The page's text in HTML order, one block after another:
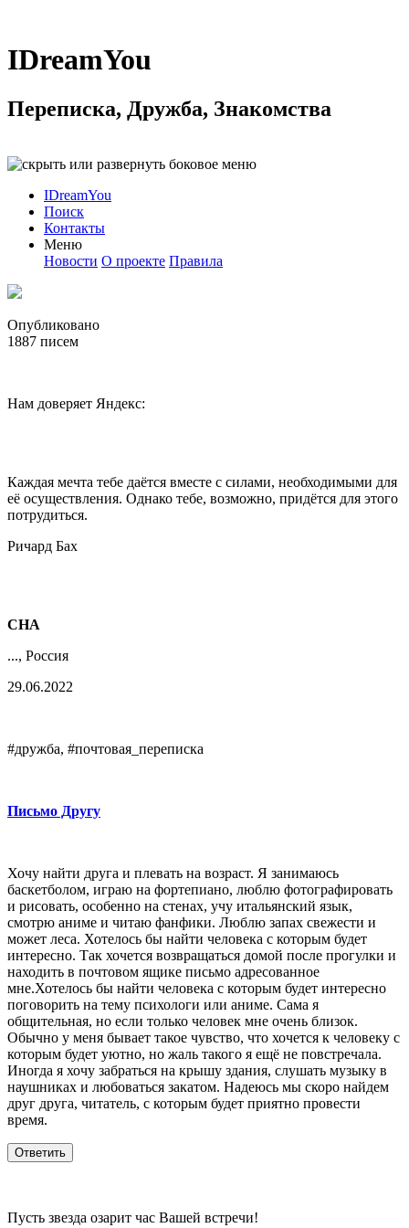
IDreamYou
Переписка, Дружба, Знакомства
IDreamYou
Поиск
Контакты
Меню
Новости О проекте Правила
Опубликовано
1887 писем
Нам доверяет Яндекс:
Каждая мечта тебе даётся вместе с силами, необходимыми для
её осуществления. Однако тебе, возможно, придётся для этого
потрудиться.
Ричард Бах
СНА
..., Россия
29.06.2022
#дружба, #почтовая_переписка
Письмо Другу
Хочу найти друга и плевать на возраст. Я занимаюсь
баскетболом, играю на фортепиано, люблю фотографировать
и рисовать, особенно на стенах, учу итальянский язык,
смотрю аниме и читаю фанфики. Люблю запах свежести и
может леса. Хотелось бы найти человека с которым будет
интересно. Так хочется возвращаться домой после прогулки и
находить в почтовом ящике письмо адресованное
мне.Хотелось бы найти человека с которым будет интересно
поговорить на тему психологи или аниме. Сама я
общительная, но если только человек мне очень близок.
Обычно у меня бывает такое чувство, что хочется к человеку с
которым будет уютно, но жаль такого я ещё не повстречала.
Иногда я хочу забраться на крышу здания, слушать музыку в
наушниках и любоваться закатом. Надеюсь мы скоро найдем
друг друга, читатель, с которым будет приятно провести
время.
Пусть звезда озарит час Вашей встречи!